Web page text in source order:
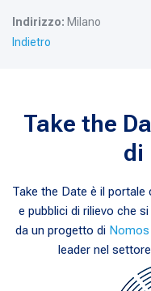
Indirizzo: Milano
Indietro
Take the
di
Take the Date è il
e pubblici di rilievo che
da un progetto di Nomos
leader nel